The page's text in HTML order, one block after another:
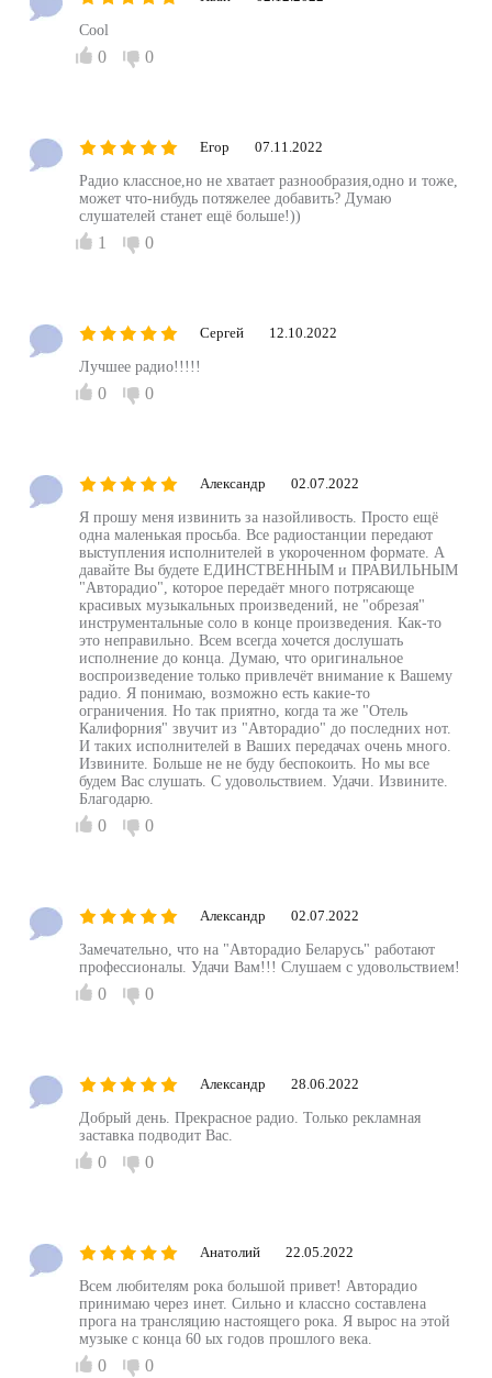
Cool
0 0
Егор 07.11.2022
Радио классное,но не хватает разнообразия,одно и тоже,
может что-нибудь потяжелее добавить? Думаю
слушателей станет ещё больше!))
1 0
Сергей 12.10.2022
Лучшее радио!!!!!
0 0
Александр 02.07.2022
Я прошу меня извинить за назойливость. Просто ещё
одна маленькая просьба. Все радиостанции передают
выступления исполнителей в укороченном формате. А
давайте Вы будете ЕДИНСТВЕННЫМ и ПРАВИЛЬНЫМ
"Авторадио", которое передаёт много потрясающе
красивых музыкальных произведений, не "обрезая"
инструментальные соло в конце произведения. Как-то
это неправильно. Всем всегда хочется дослушать
исполнение до конца. Думаю, что оригинальное
воспроизведение только привлечёт внимание к Вашему
радио. Я понимаю, возможно есть какие-то
ограничения. Но так приятно, когда та же "Отель
Калифорния" звучит из "Авторадио" до последних нот.
И таких исполнителей в Ваших передачах очень много.
Извините. Больше не не буду беспокоить. Но мы все
будем Вас слушать. С удовольствием. Удачи. Извините.
Благодарю.
0 0
Александр 02.07.2022
Замечательно, что на "Авторадио Беларусь" работают
профессионалы. Удачи Вам!!! Слушаем с удовольствием!
0 0
Александр 28.06.2022
Добрый день. Прекрасное радио. Только рекламная
заставка подводит Вас.
0 0
Анатолий 22.05.2022
Всем любителям рока большой привет! Авторадио
принимаю через инет. Сильно и классно составлена
прога на трансляцию настоящего рока. Я вырос на этой
музыке с конца 60 ых годов прошлого века.
0 0